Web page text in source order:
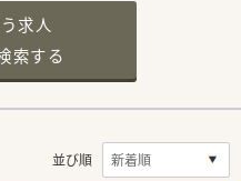
求人
索する
並び順